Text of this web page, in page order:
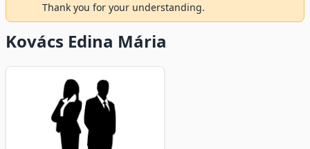
Thank you for your understanding.
Kovács Edina Mária